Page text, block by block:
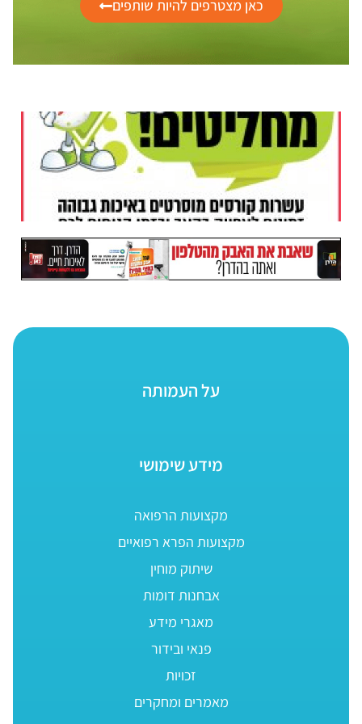
כאן מצטרפים להיות שותפים
על העמותה
מידע שימושי
מקצועות הרפואה
מקצועות הפרא רפואיים
שיתוק מוחין
אבחנות דומות
מאגרי מידע
פנאי ובידור
זכויות
מאמרים ומחקרים